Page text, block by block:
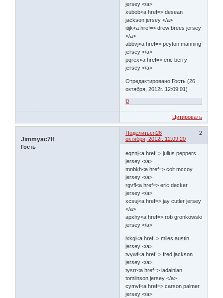
jersey </a>
xubob<a href=> desean
jackson jersey </a>
itijk<a href=> drew brees jersey
</a>
abbvj<a href=> peyton manning
jersey </a>
pqrex<a href=> eric berry
jersey </a>
Отредактировано Гость (26
октября, 2012г. 12:09:01)
0
Цитировать
Поделиться 2
26
октября, 2012г. 12:09:20
Jimmyac7lf
Гость
eqznj<a href=> julius peppers
jersey </a>
mnbkh<a href=> colt mccoy
jersey </a>
rgvfl<a href=> eric decker
jersey </a>
xcsuj<a href=> jay cutler jersey
</a>
apxhy<a href=> rob gronkowski
jersey </a>
ixkgl<a href=> miles austin
jersey </a>
tvywf<a href=> fred jackson
jersey </a>
tysrr<a href=> ladainian
tomlinson jersey </a>
cymvf<a href=> carson palmer
jersey </a>